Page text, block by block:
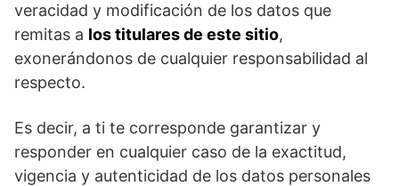
veracidad y modificación de los datos que
remitas a los titulares de este sitio,
exonerándonos de cualquier responsabilidad al
respecto.
Es decir, a ti te corresponde garantizar y
responder en cualquier caso de la exactitud,
vigencia y autenticidad de los datos personales